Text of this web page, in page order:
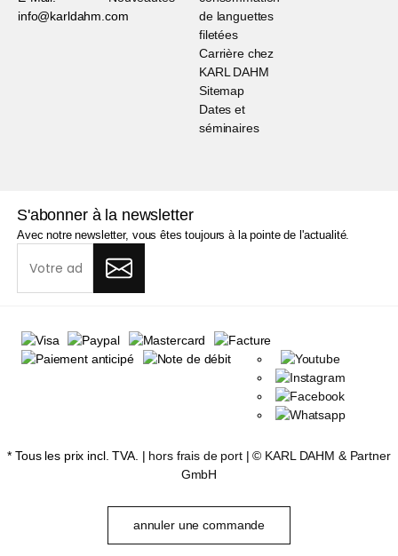
info@karldahm.com
de languettes
filetées
Carrière chez
KARL DAHM
Sitemap
Dates et
séminaires
S'abonner à la newsletter
Avec notre newsletter, vous êtes toujours à la pointe de l'actualité.
* Tous les prix incl. TVA. | hors frais de port| © KARL DAHM & Partner
GmbH
annuler une commande